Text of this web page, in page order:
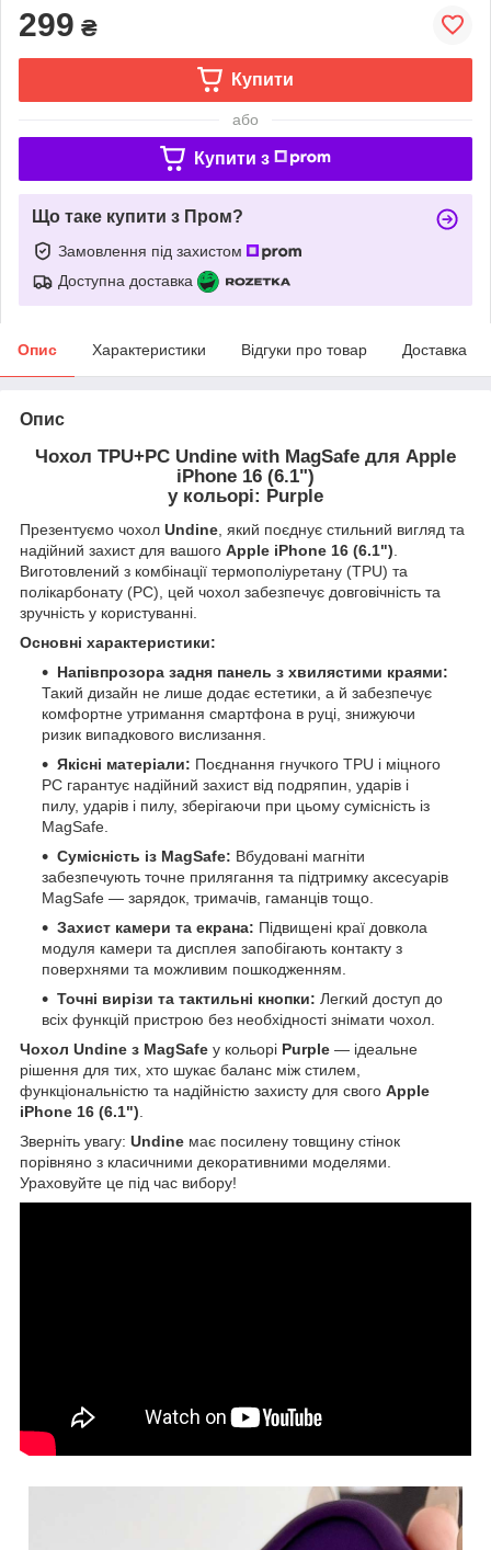
299 ₴
Купити
або
Купити з
Що таке купити з Пром?
Замовлення під захистом
Доступна доставка
Опис Характеристики Відгуки про товар Доставка
Опис
Чохол TPU+PC Undine with MagSafe для Apple
iPhone 16 (6.1")
у кольорі: Purple
Презентуємо чохол Undine , який поєднує стильний вигляд та
надійний захист для вашого Apple iPhone 16 (6.1")
Виготовлений з комбінації термополіуретану (TPU) та
полікарбонату (PC), цей чохол забезпечує довговічність та
зручність у користуванні.
Основні характеристики:
Напівпрозора задня панель з хвилястими краями:
Такий дизайн не лише додає естетики, а й забезпечує
комфортне утримання смартфона в руці, знижуючи
ризик випадкового вислизання.
Якісні матеріали: Поєднання гнучкого TPU і міцного
PC гарантує надійний захист від подряпин, ударів і
пилу, ударів і пилу, зберігаючи при цьому сумісність із
MagSafe.
Сумісність із MagSafe: Вбудовані магніти
забезпечують точне прилягання та підтримку аксесуарів
MagSafe — зарядок, тримачів, гаманців тощо.
Захист камери та екрана: Підвищені краї довкола
модуля камери та дисплея запобігають контакту з
поверхнями та можливим пошкодженням.
Точні вирізи та тактильні кнопки: Легкий доступ до
всіх функцій пристрою без необхідності знімати чохол.
Чохол Undine з MagSafe у кольорі Purple — ідеальне
рішення для тих, хто шукає баланс між стилем,
функціональністю та надійністю захисту для свого Apple
iPhone 16 (6.1")
Зверніть увагу: Undine має посилену товщину стінок
порівняно з класичними декоративними моделями.
Ураховуйте це під час вибору!